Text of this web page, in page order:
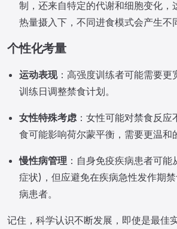
制，还来自特定的代谢和细胞变化，
热量摄入下，不同进食模式会产生不
个性化考量
运动表现：高强度训练者可能需要更
训练日调整禁食计划。
女性特殊考虑 ：女性可能对禁食反
食可能影响荷尔蒙平衡，需要更温和
慢性病管理 ：自身免疫疾病患者可
症状)，但应避免在疾病急性发作期
病患者。
记住，科学认识不断发展，即使是最佳